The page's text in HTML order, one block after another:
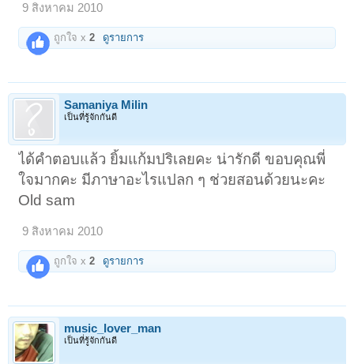
9 สิงหาคม 2010
ถูกใจ x2 ดูรายการ
Samaniya Milin
เป็นที่รู้จักกันดี
ได้คำตอบแล้ว ยิ้มแก้มปริเลยคะ น่ารักดี ขอบคุณพี่
ใจมากคะ มีภาษาอะไรแปลก ๆ ช่วยสอนด้วยนะคะ
Old sam
9 สิงหาคม 2010
ถูกใจ x2 ดูรายการ
music_lover_man
เป็นที่รู้จักกันดี